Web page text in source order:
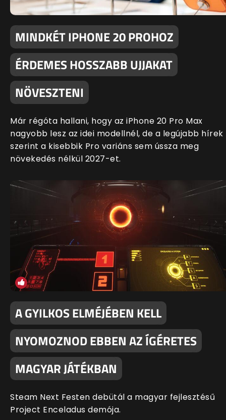
MINDKÉT IPHONE 20 PROHOZ
ÉRDEMES HOSSZABB UJJAKAT
NÖVESZTENI
Már régóta hallani, hogy az iPhone 20 Pro Max
nagyobb lesz az idei modellnél, de a legújabb hírek
szerint a kisebbik Pro variáns sem ússza meg
növekedés nélkül 2027-et.
A GYILKOS ELMÉJÉBEN KELL
NYOMOZNOD EBBEN AZ ÍGÉRETES
MAGYAR JÁTÉKBAN
Steam Next Festen debütál a magyar fejlesztésű
Project Enceladus demója.